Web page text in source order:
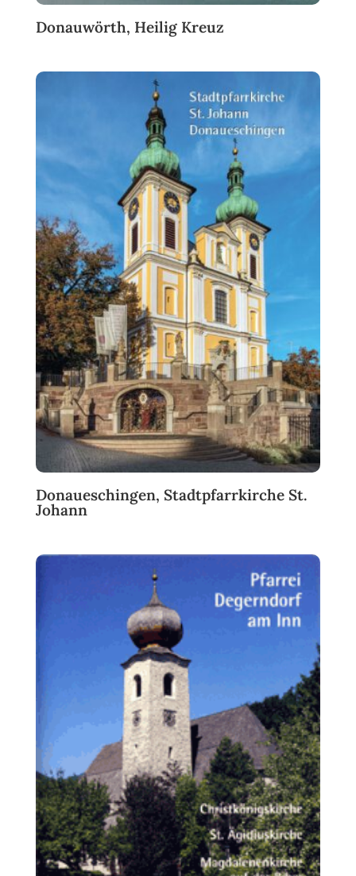
Donauwörth, Heilig Kreuz
Donaueschingen, Stadtpfarrkirche St.
Johann